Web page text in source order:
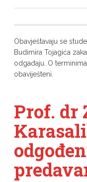
Obavještavaju se
Budimira Tojagića
odgađaju. O
obaviješteni.
Prof. dr